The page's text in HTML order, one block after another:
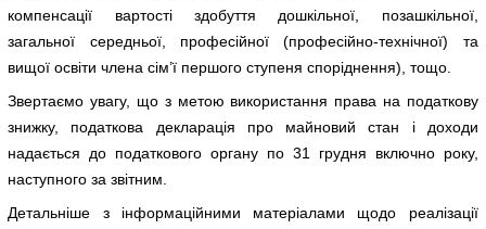
компенсації вартості здобуття дошкільної, позашкільної,
загальної середньої, професійної (професійно-технічної) та
вищої освіти члена сім’ї першого ступеня споріднення), тощо.
Звертаємо увагу, що з метою використання права на податкову
знижку, податкова декларація про майновий стан і доходи
надається до податкового органу по 31 грудня включно року,
наступного за звітним.
Детальніше з інформаційними матеріалами щодо реалізації